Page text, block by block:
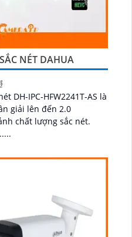
NÉT DAHUA
DH-IPC-HFW2241T-AS là
giải lên đến 2.0
chất lượng sắc nét.